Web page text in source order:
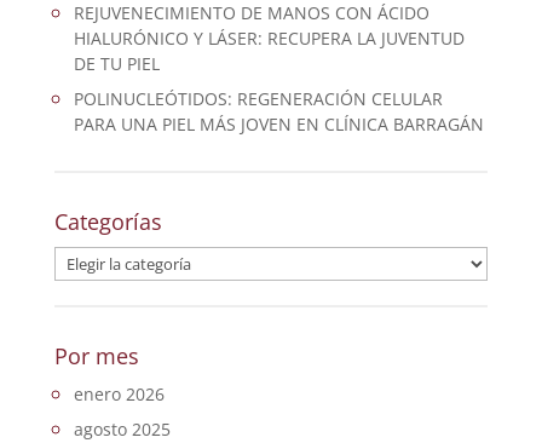
REJUVENECIMIENTO DE MANOS CON ÁCIDO
HIALURÓNICO Y LÁSER: RECUPERA LA JUVENTUD
DE TU PIEL
POLINUCLEÓTIDOS: REGENERACIÓN CELULAR
PARA UNA PIEL MÁS JOVEN EN CLÍNICA BARRAGÁN
Categorías
Categorías
Por mes
enero 2026
agosto 2025